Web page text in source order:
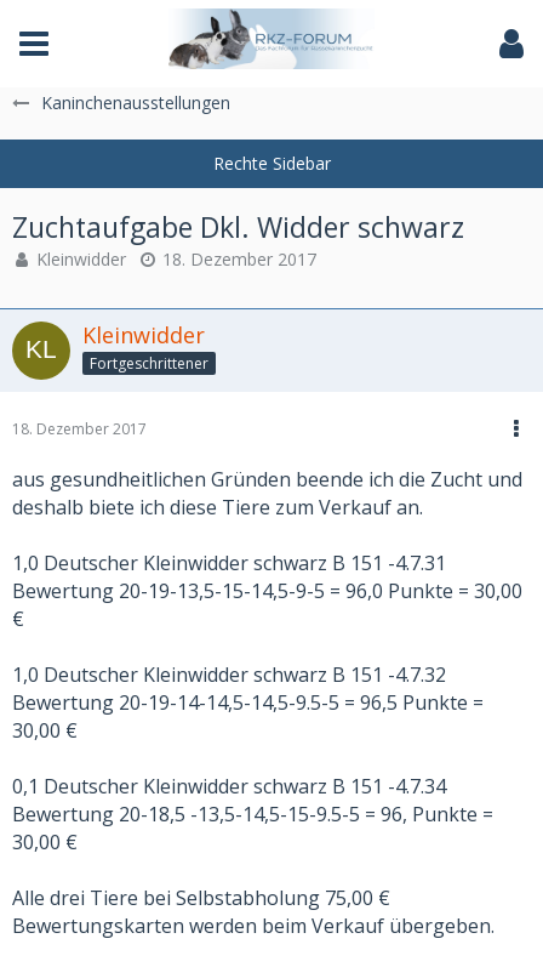
Das Fachforum der Rassekaninchenzucht
Kaninchenausstellungen
Zuchtaufgabe Dkl. Widder schwarz
Kleinwidder 18. Dezember 2017
Kleinwidder
Fortgeschrittener
18. Dezember 2017
aus gesundheitlichen Gründen beende ich die Zucht und
deshalb biete ich diese Tiere zum Verkauf an.
1,0 Deutscher Kleinwidder schwarz B 151 -4.7.31
Bewertung 20-19-13,5-15-14,5-9-5 = 96,0 Punkte = 30,00
€
1,0 Deutscher Kleinwidder schwarz B 151 -4.7.32
Bewertung 20-19-14-14,5-14,5-9.5-5 = 96,5 Punkte =
30,00 €
0,1 Deutscher Kleinwidder schwarz B 151 -4.7.34
Bewertung 20-18,5 -13,5-14,5-15-9.5-5 = 96, Punkte =
30,00 €
Alle drei Tiere bei Selbstabholung 75,00 €
Bewertungskarten werden beim Verkauf übergeben.